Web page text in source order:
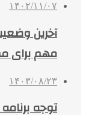
۱۴۰۲/۱۱/۰۷
آخرین
مهم برای
۱۴۰۳/۰۸/۲۳
توجه